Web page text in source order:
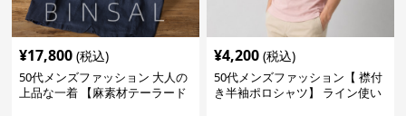
¥17,800 (税込)
50代メンズファッション 大人の
上品な一着 【麻素材テーラード
¥4,200 (税込)
50代メンズファッション【 襟付
き半袖ポロシャツ】 ライン使い